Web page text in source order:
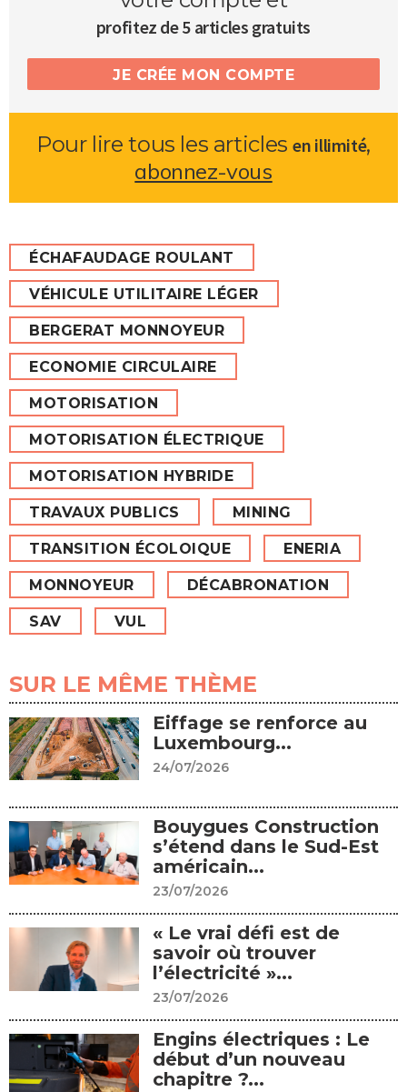
profitez de 5 articles gratuits
JE CRÉE MON COMPTE
Pour lire tous les articlesen illimité,
abonnez-vous
ÉCHAFAUDAGE ROULANT
VÉHICULE UTILITAIRE LÉGER
BERGERAT MONNOYEUR
ECONOMIE CIRCULAIRE
MOTORISATION
MOTORISATION ÉLECTRIQUE
MOTORISATION HYBRIDE
TRAVAUX PUBLICS MINING
TRANSITION ÉCOLOIQUE ENERIA
MONNOYEUR DÉCABRONATION
SAV VUL
SUR LE MÊME THÈME
Eiffage se renforce au
Luxembourg...
24/07/2026
Bouygues Construction
s’étend dans le Sud-Est
américain...
23/07/2026
« Le vrai défi est de
savoir où trouver
l’électricité »...
23/07/2026
Engins électriques : Le
début d’un nouveau
chapitre ?...